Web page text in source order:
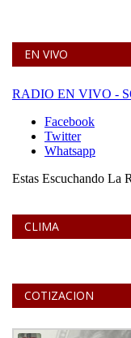
EN VIVO
CLIMA
COTIZACION